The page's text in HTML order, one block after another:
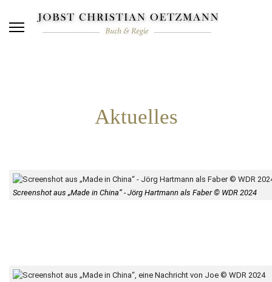
Aktuelles
Screenshot aus „Made in China“ - Jörg Hartmann als Faber © WDR 2024